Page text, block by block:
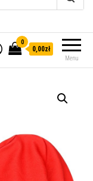
Menu
0
0,00zł